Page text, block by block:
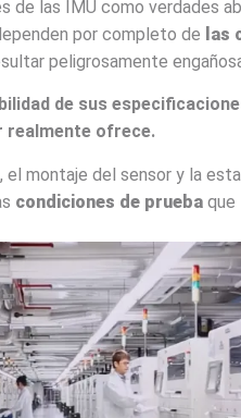
las IMU como verdades
por completo de las
peligrosamente
de sus
realmente ofrece.
el montaje del sensor y la
condiciones de prueba que